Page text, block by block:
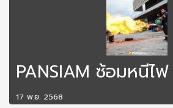
PANSIAM ซ้อมหนีไ
17 พ.ย. 2568